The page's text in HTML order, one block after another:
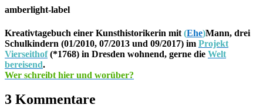
amberlight-label
Kreativtagebuch einer Kunsthistorikerin mit (Ehe)Mann, drei
Schulkindern (01/2010, 07/2013 und 09/2017) im Projekt
Vierseithof(*1768) in Dresden wohnend, gerne die Welt
bereisend.
Wer schreibt hier und worüber?
3 Kommentare